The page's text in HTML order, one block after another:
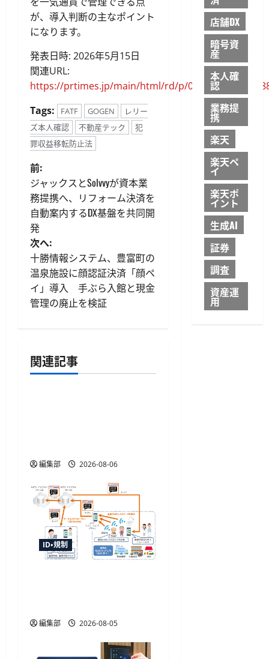
が、導入判断の主なポイント
になります。
発表日時: 2026年5月15日
関連URL:
https://prtimes.jp/main/html/rd/p/
Tags:
FATF GOGEN
レリー
ズ本人確認
不動産テック
犯
罪収益移転防止法
投
稿
ナ
ビ
ゲ
ー
ョ
ン
前:
ジャックスとSolvvyが資本業
務提携へ、リフォーム決済を
自動案内するDX基盤を共同開
発
次へ:
十勝情報システム、豊富町の
温泉施設に顔認証決済「顔ペ
イ」導入 手ぶら入館と現金
管理の廃止を検証
関連記事
ID・規制
編集部 2026-08-06
ID・規制
編集部 2026-08-05
店舗DX
暗号資
産
本人確
認
業務提
携
楽天
楽天ペ
イ
楽天ポ
イント
生成AI
証券
調査
資産運
用